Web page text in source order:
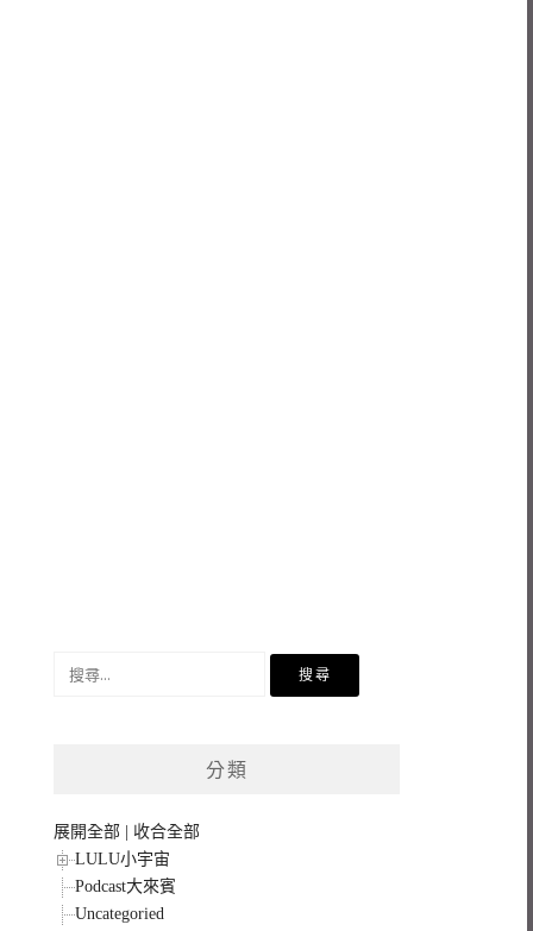
分類
展開全部
收合全部
LULU小宇宙
Podcast大來賓
Uncategoried